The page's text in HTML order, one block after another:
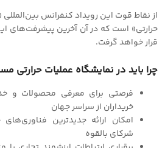
از نقاط قوت این رویداد کنفرانس بین‌المللی
حرارتی» است که در آن آخرین پیشرفت‌های
قرار خواهد گرفت.
چرا باید در نمایشگاه عملیات
فرصتی برای معرفی محصولات و
خریداران از سراسر جهان
امکان ارائه جدیدترین
شرکای بالقوه